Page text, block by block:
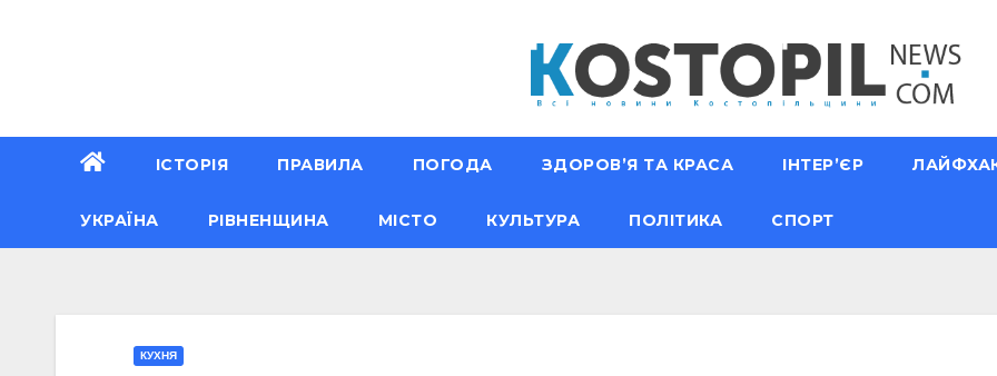
ІСТОРІЯ ПРАВИЛА ПОГОДА ЗДОРОВ’Я ТА КРАСА ІНТЕР’ЄР
УКРАЇНА РІВНЕНЩИНА МІСТО КУЛЬТУРА ПОЛІТИКА СПОРТ
КУХНЯ